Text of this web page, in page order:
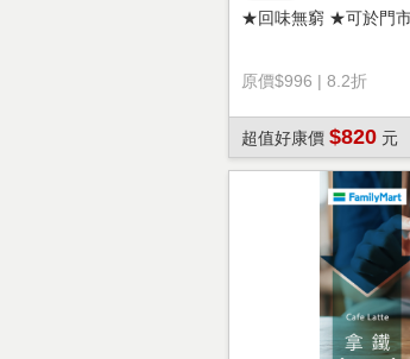
★回味無窮 ★可於門
原價$996 | 8.2折
超值好康價 $820 元